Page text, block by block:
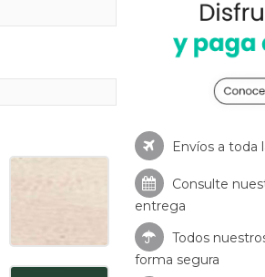
Envíos a toda
Consulte
entrega
Todos
forma segura